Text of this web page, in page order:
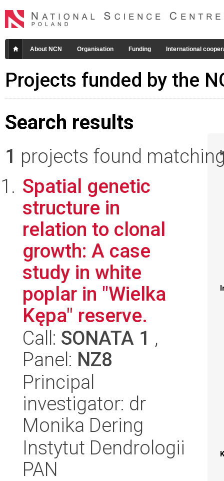
About NCN Organisation Funding International
Projects funded by the
Search results
1 projects found
Spatial genetic
structure in
relation to clonal
growth: A case
study in white
poplar in "Wielka
Kępa" reserve.
Call: SONATA 1 ,
Panel: NZ8
Principal
investigator: dr
Monika Dering
Instytut Dendrologii
PAN